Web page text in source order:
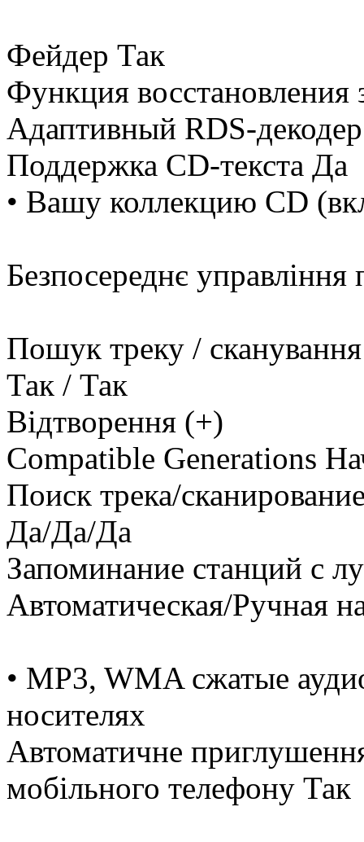
Фейдер Так
Функция восстановления
Адаптивный RDS-
Поддержка CD-текста Да
• Вашу коллекцию CD
Безпосереднє
Пошук треку /
Так / Так
Відтворення (+)
Compatible Generations
Поиск трека/
Да/Да/Да
Запоминание станций с
Автоматическая/Ручная
• MP3, WMA сжатые
носителях
Автоматичне
мобільного телефону Так